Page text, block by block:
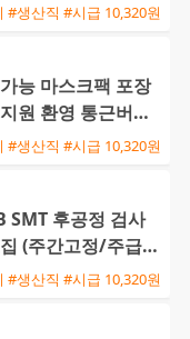
#생산직 #시급 10,320원
능 마스크팩 포장
원 환영 통근버스
#생산직 #시급 10,320원
SMT 후공정 검사
(주간고정/주급지
#생산직 #시급 10,320원